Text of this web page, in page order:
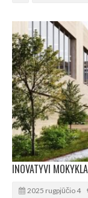
2025 rugpjūčio 4